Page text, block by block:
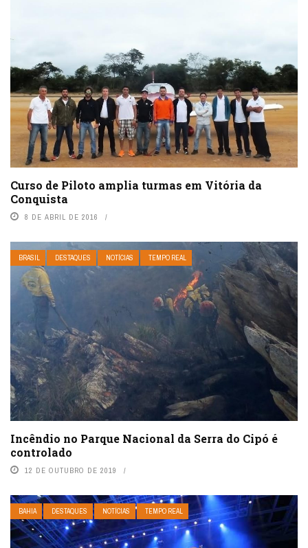
Curso de Piloto amplia turmas em Vitória da
Conquista
8 DE ABRIL DE 2016
BRASIL DESTAQUES NOTÍCIAS TEMPO REAL
Incêndio no Parque Nacional da Serra do Cipó é
controlado
12 DE OUTUBRO DE 2019
BAHIA DESTAQUES NOTÍCIAS TEMPO REAL